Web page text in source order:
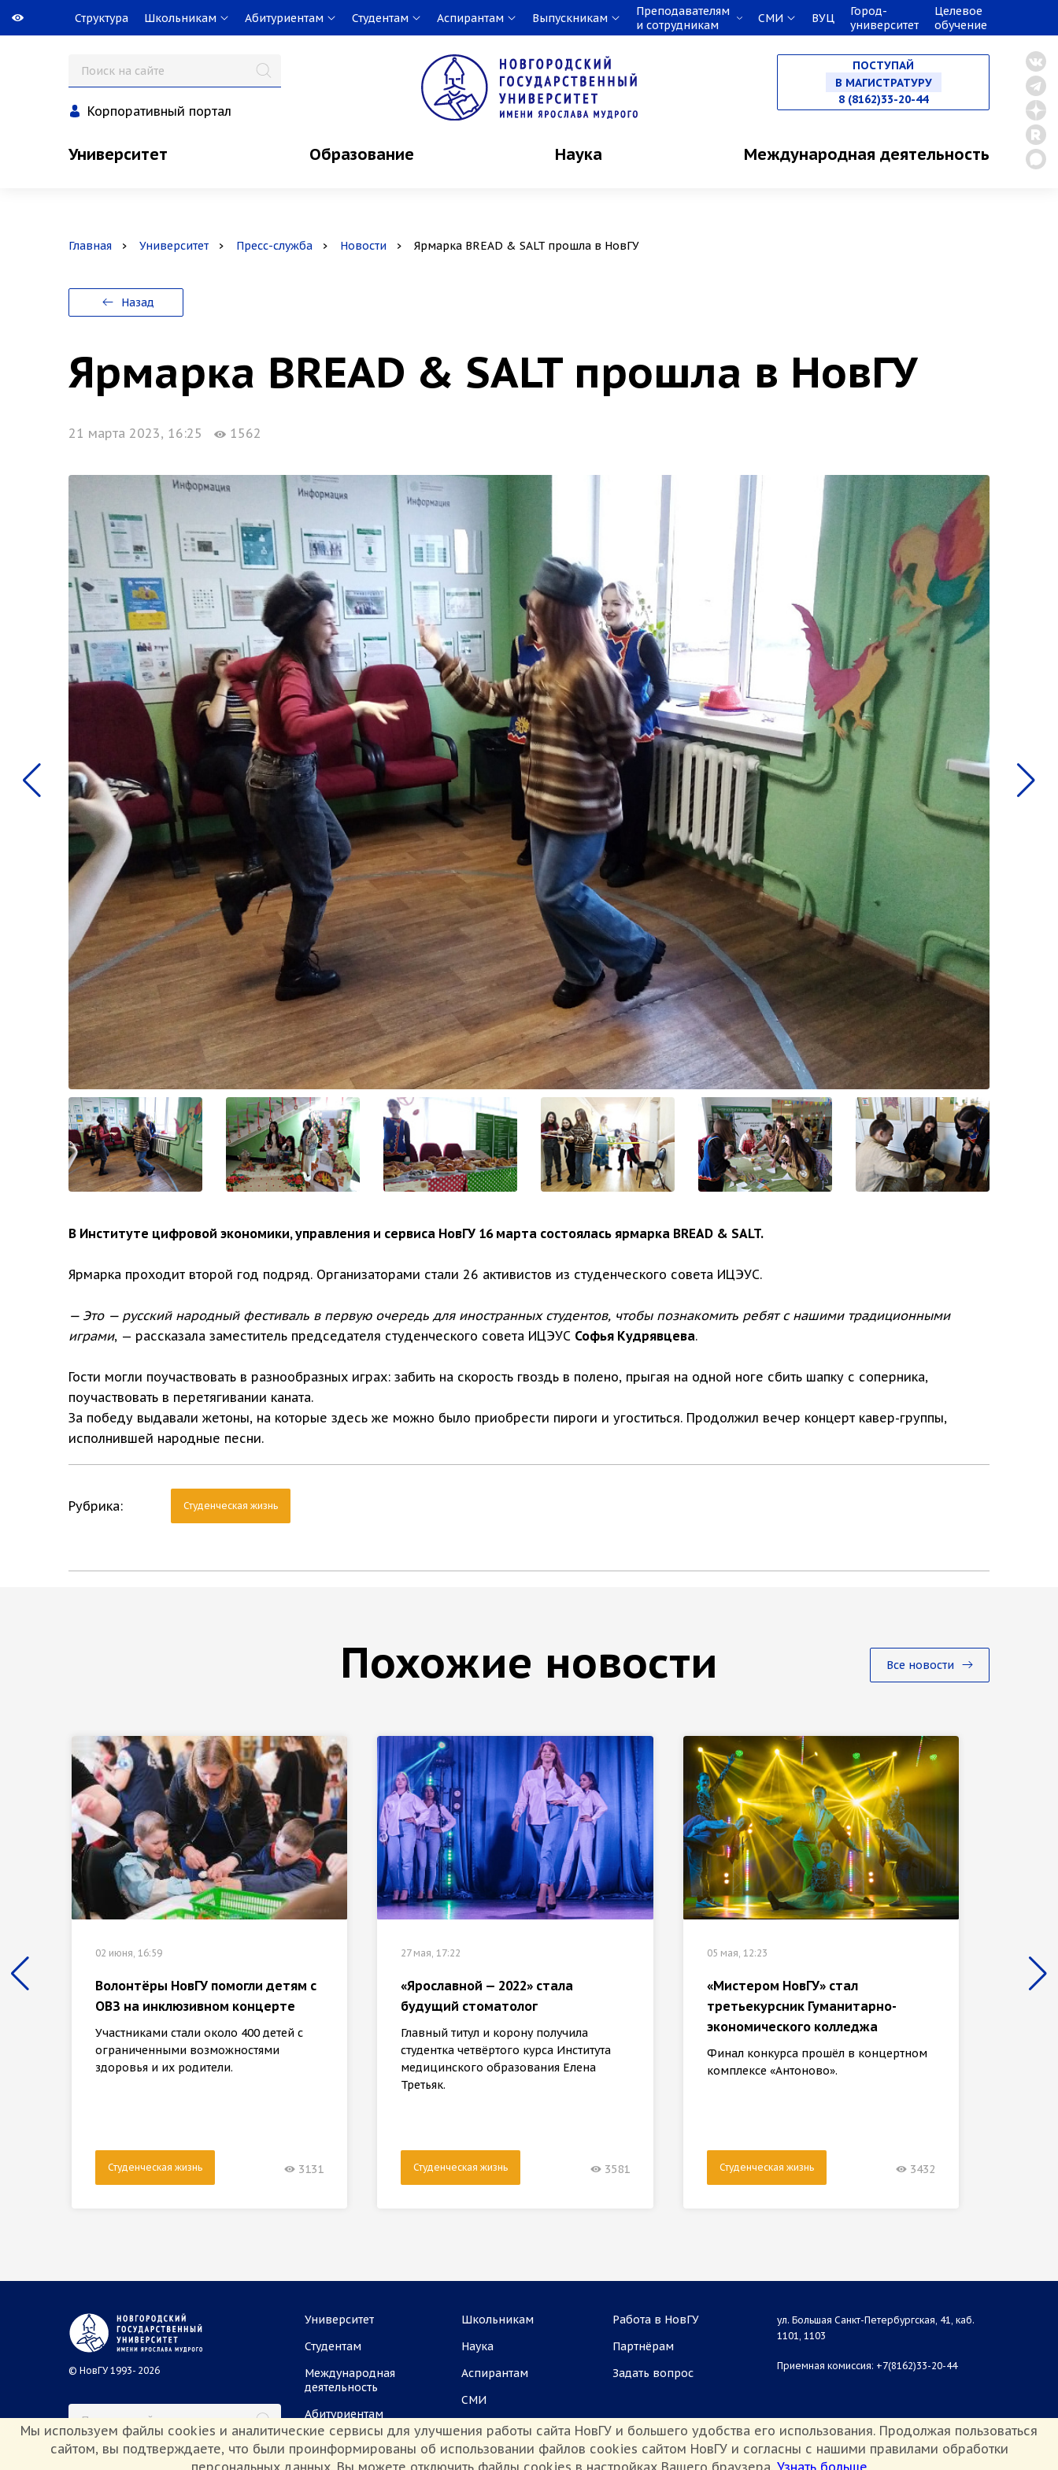
Структура Школьникам Абитуриентам Студентам Аспирантам Выпускникам
Преподавателям
и сотрудникам
СМИ ВУЦ
Город-
университет
Целевое
обучение
Корпоративный портал
ПОСТУПАЙ
НА СПЕЦИАЛИТЕТ
В МАГИСТРАТУРУ
8 (8162)33-20-44
Университет Образование Наука Международная деятельность
Главная Университет Пресс-служба Новости Ярмарка BREAD & SALT прошла в НовГУ
Назад
Ярмарка BREAD & SALT прошла в НовГУ
21 марта 2023, 16:25 1562
В Институте цифровой экономики, управления и сервиса НовГУ 16 марта состоялась ярмарка BREAD & SALT.
Ярмарка проходит второй год подряд. Организаторами стали 26 активистов из студенческого совета ИЦЭУС.
— Это — русский народный фестиваль в первую очередь для иностранных студентов, чтобы познакомить ребят с нашими традиционными
играми, — рассказала заместитель председателя студенческого совета ИЦЭУС Софья Кудрявцева.
Гости могли поучаствовать в разнообразных играх: забить на скорость гвоздь в полено, прыгая на одной ноге сбить шапку с соперника,
поучаствовать в перетягивании каната.
За победу выдавали жетоны, на которые здесь же можно было приобрести пироги и угоститься. Продолжил вечер концерт кавер-группы,
исполнившей народные песни.
Рубрика: Студенческая жизнь
Похожие новости Все новости
02 июня, 16:59
Волонтёры НовГУ помогли детям с
ОВЗ на инклюзивном концерте
Участниками стали около 400 детей с
ограниченными возможностями
здоровья и их родители.
Студенческая жизнь 3131
27 мая, 17:22
«Ярославной — 2022» стала
будущий стоматолог
Главный титул и корону получила
студентка четвёртого курса Института
медицинского образования Елена
Третьяк.
Студенческая жизнь 3581
05 мая, 12:23
«Мистером НовГУ» стал
третьекурсник Гуманитарно-
экономического колледжа
Финал конкурса прошёл в концертном
комплексе «Антоново».
Студенческая жизнь 3432
© НовГУ 1993- 2026
Университет
Студентам
Международная
деятельность
Абитуриентам
Школьникам
Наука
Аспирантам
СМИ
Работа в НовГУ
Партнёрам
Задать вопрос
ул. Большая Санкт-Петербургская, 41, каб.
1101, 1103
Приемная комиссия: +7(8162)33-20-44
Мы используем файлы cookies и аналитические сервисы для улучшения работы сайта НовГУ и большего удобства его использования. Продолжая пользоваться
сайтом, вы подтверждаете, что были проинформированы об использовании файлов cookies сайтом НовГУ и согласны с нашими правилами обработки
персональных данных. Вы можете отключить файлы cookies в настройках Вашего браузера. Узнать больше